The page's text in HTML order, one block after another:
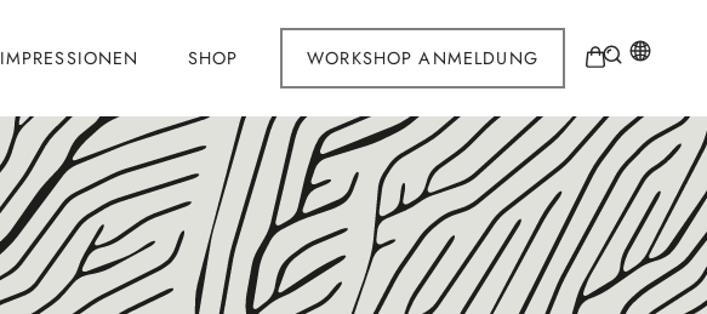
IMPRESSIONEN SHOP WORKSHOP ANMELDUNG